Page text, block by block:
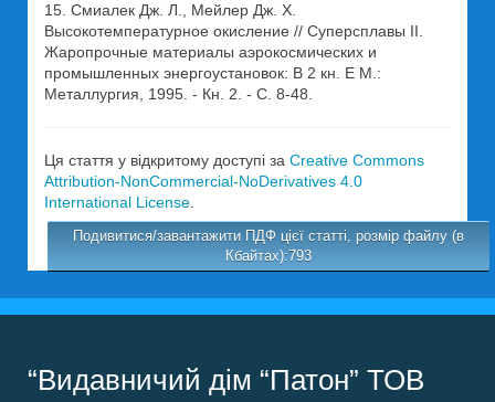
15. Смиалек Дж. Л., Мейлер Дж. Х.
Высокотемпературное окисление // Суперсплавы II.
Жаропрочные материалы аэрокосмических и
промышленных энергоустановок: В 2 кн. Е М.:
Металлургия, 1995. - Кн. 2. - С. 8-48.
Ця стаття у відкритому доступі за Creative Commons
Attribution-NonCommercial-NoDerivatives 4.0
International License.
Подивитися/завантажити ПДФ цієї статті, розмір файлу (в
Кбайтах):793
“Видавничий дім “Патон” ТОВ